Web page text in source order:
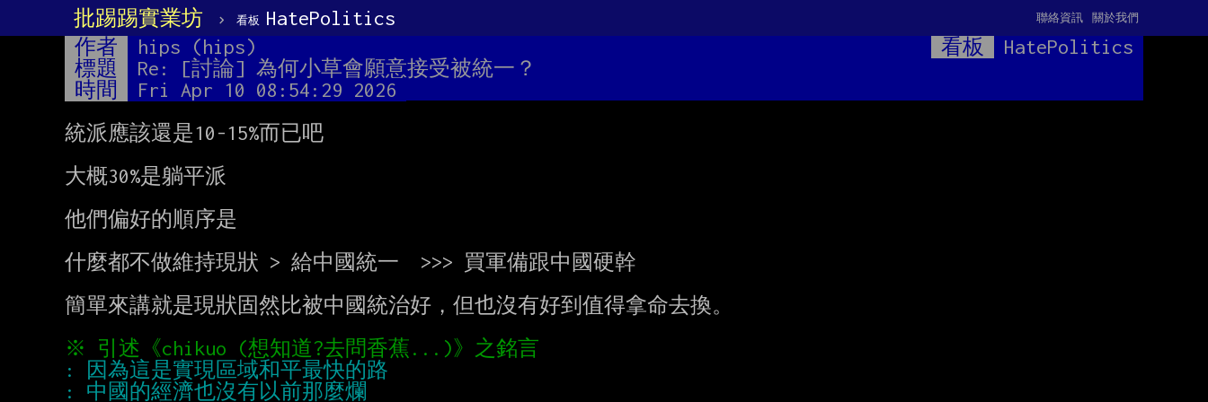
批踢踢實業坊 › 看板 HatePolitics 關於我們
聯絡資訊
作者 hips (hips) 看板
HatePolitics
標題
Re: [討論] 為何小草會願意接受被統一？
時間
Fri Apr 10 08:54:29 2026
統派應該還是10-15%而已吧
大概30%是躺平派
他們偏好的順序是
什麼都不做維持現狀 > 給中國統一  >>> 買軍備跟中國硬幹
簡單來講就是現狀固然比被中國統治好，但也沒有好到值得拿命去換。
※ 引述《chikuo (想知道?去問香蕉...)》之銘言